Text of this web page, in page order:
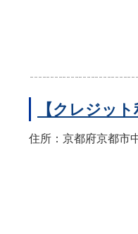
【クレジッ
住所：京都府京都市